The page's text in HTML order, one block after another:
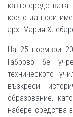
както средствата
което да носи
арх. Мария
На 25 ноември
Габрово бе
техническото
възкреси
образование,
набере средства